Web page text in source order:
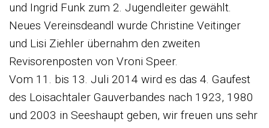
und Ingrid Funk zum 2. Jugendleiter gewählt.
Neues Vereinsdeandl wurde Christine Veitinger
und Lisi Ziehler übernahm den zweiten
Revisorenposten von Vroni Speer.
Vom 11. bis 13. Juli 2014 wird es das 4. Gaufest
des Loisachtaler Gauverbandes nach 1923, 1980
und 2003 in Seeshaupt geben, wir freuen uns sehr